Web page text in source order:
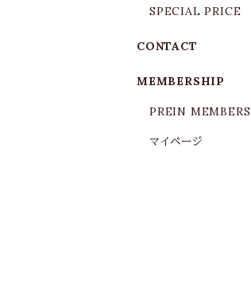
SPECIAL PRICE
CONTACT
MEMBERSHIP
PREIN MEMBERS
マイページ